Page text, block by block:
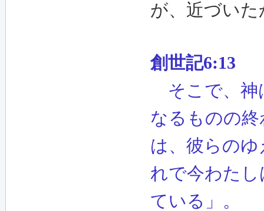
が、近づい
創世記6:13
そこで、神
なるものの
は、彼らの
れで今わた
ている」。